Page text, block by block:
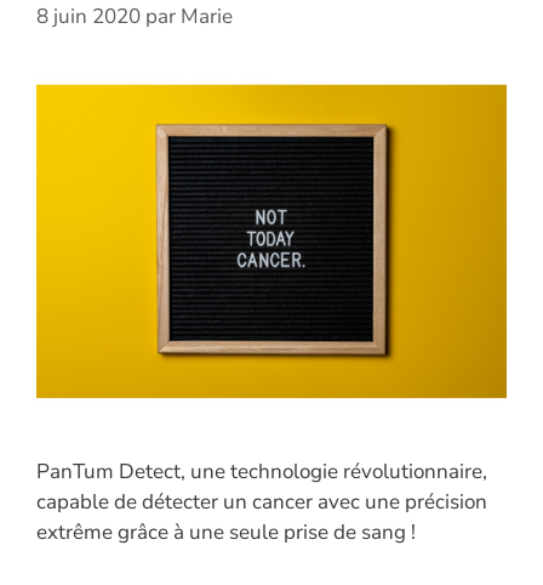
8 juin 2020 par Marie
PanTum Detect, une technologie révolutionnaire,
capable de détecter un cancer avec une précision
extrême grâce à une seule prise de sang !